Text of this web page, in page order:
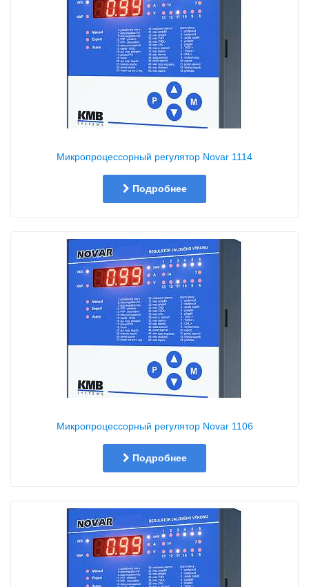
Микропроцессорный регулятор Novar 1114
Подробнее
Микропроцессорный регулятор Novar 1106
Подробнее